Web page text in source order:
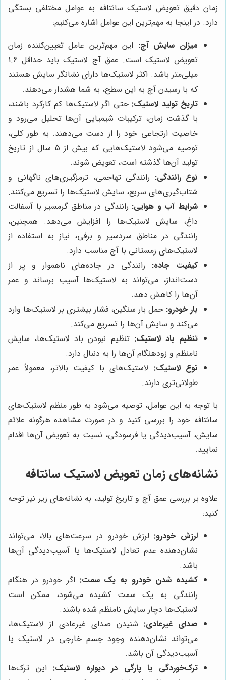
زمان دقیق تعویض لاستیک سانتافه به عوامل مختلفی بستگی
دارد. در اینجا به مهم‌ترین این عوامل اشاره می‌کنیم:
میزان سایش آج: این مهم‌ترین عامل تعیین‌کننده زمان
تعویض لاستیک است. عمق آج لاستیک باید حداقل 1.6
میلی‌متر باشد. اکثر لاستیک‌ها دارای نشانگر سایش هستند
که با رسیدن آج به این سطح، به شما هشدار می‌دهند.
تاریخ تولید لاستیک: حتی اگر لاستیک‌ها کم کارکرد باشند،
با گذشت زمان، ترکیبات شیمیایی آن‌ها تحلیل می‌رود و
خاصیت ارتجاعی خود را از دست می‌دهند. به طور کلی،
توصیه می‌شود لاستیک‌هایی که بیش از 5 سال از تاریخ
تولید آن‌ها گذشته است، تعویض شوند.
نوع رانندگی: رانندگی تهاجمی، ترمزگیری‌های ناگهانی و
شتاب‌گیری‌های سریع، سایش لاستیک‌ها را تسریع می‌کنند.
شرایط آب و هوایی: رانندگی در مناطق گرمسیر با آسفالت
داغ، سایش لاستیک‌ها را افزایش می‌دهد. همچنین،
رانندگی در مناطق سردسیر و برفی، نیاز به استفاده از
لاستیک‌های زمستانی با آج مناسب دارد.
کیفیت جاده: رانندگی در جاده‌های ناهموار و پر از
دست‌انداز، می‌تواند به لاستیک‌ها آسیب برساند و عمر
آن‌ها را کاهش دهد.
بار خودرو: حمل بار سنگین، فشار بیشتری بر لاستیک‌ها وارد
می‌کند و سایش آن‌ها را تسریع می‌کند.
تنظیم باد لاستیک: تنظیم نبودن باد لاستیک‌ها، سایش
نامنظم و زودهنگام آن‌ها را به دنبال دارد.
نوع لاستیک: لاستیک‌های با کیفیت بالاتر، معمولاً عمر
طولانی‌تری دارند.
با توجه به این عوامل، توصیه می‌شود به طور منظم لاستیک‌های
سانتافه خود را بررسی کنید و در صورت مشاهده هرگونه علائم
سایش، آسیب‌دیدگی یا فرسودگی، نسبت به تعویض آن‌ها اقدام
نمایید.
نشانه‌های زمان تعویض لاستیک سانتافه
علاوه بر بررسی عمق آج و تاریخ تولید، به نشانه‌های زیر نیز توجه
کنید:
لرزش خودرو: لرزش خودرو در سرعت‌های بالا، می‌تواند
نشان‌دهنده عدم تعادل لاستیک‌ها یا آسیب‌دیدگی آن‌ها
باشد.
کشیده شدن خودرو به یک سمت: اگر خودرو در هنگام
رانندگی به یک سمت کشیده می‌شود، ممکن است
لاستیک‌ها دچار سایش نامنظم شده باشند.
صدای غیرعادی: شنیدن صدای غیرعادی از لاستیک‌ها،
می‌تواند نشان‌دهنده وجود جسم خارجی در لاستیک یا
آسیب‌دیدگی آن باشد.
ترک‌خوردگی یا پارگی در دیواره لاستیک: این ترک‌ها